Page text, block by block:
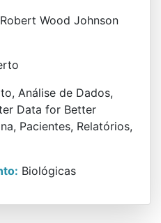
Wood Johnson
Análise de Dados,
Data for Better
Pacientes, Relatórios,
Biológicas